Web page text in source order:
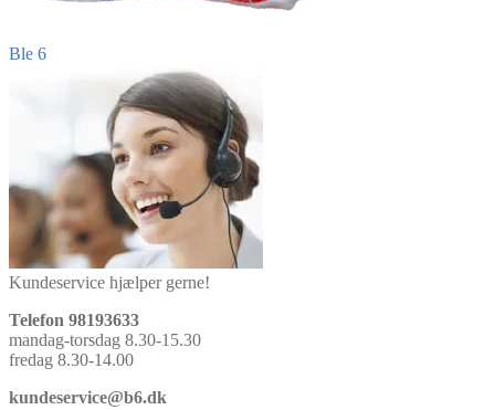
Indlægsnavigation
Forrige
Ble 6
Kundeservice hjælper gerne!
Telefon 98193633
mandag-torsdag 8.30-15.30
fredag 8.30-14.00
kundeservice@b6.dk